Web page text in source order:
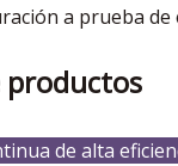
a prueba
productos
de alta